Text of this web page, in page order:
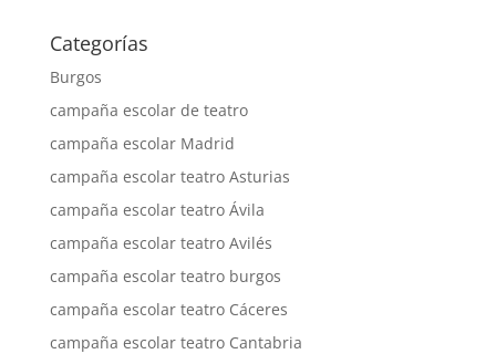
Categorías
Burgos
campaña escolar de teatro
campaña escolar Madrid
campaña escolar teatro Asturias
campaña escolar teatro Ávila
campaña escolar teatro Avilés
campaña escolar teatro burgos
campaña escolar teatro Cáceres
campaña escolar teatro Cantabria